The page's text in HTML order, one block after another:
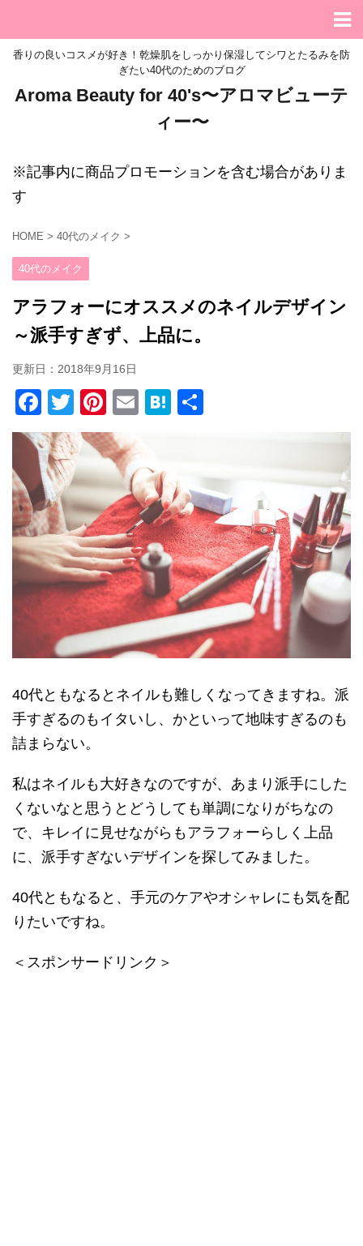
香りの良いコスメが好き！乾燥肌をしっかり保湿してシワとたるみを防
ぎたい40代のためのブログ
Aroma Beauty for 40's〜アロマビューテ
ィー〜
※記事内に商品プロモーションを含む場合がありま
す
HOME > 40代のメイク >
40代のメイク
アラフォーにオススメのネイルデザイン
～派手すぎず、上品に。
更新日： 2018年9月16日
F
a
c
e
b
o
o
k
T
wi
tt
er
Pi
nt
er
e
st
E
ail
H
n
a
40代ともなるとネイルも難しくなってきますね。派
手すぎるのもイタいし、かといって地味すぎるのも
詰まらない。
私はネイルも大好きなのですが、あまり派手にした
くないなと思うとどうしても単調になりがちなの
で、キレイに見せながらもアラフォーらしく上品
に、派手すぎないデザインを探してみました。
40代ともなると、手元のケアやオシャレにも気を配
りたいですね。
＜スポンサードリンク＞